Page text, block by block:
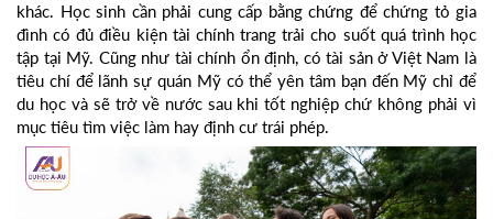
khác. Học sinh cần phải cung cấp bằng chứng để chứng tỏ gia
đình có đủ điều kiện tài chính trang trải cho suốt quá trình học
tập tại Mỹ. Cũng như tài chính ổn định, có tài sản ở Việt Nam là
tiêu chí để lãnh sự quán Mỹ có thể yên tâm bạn đến Mỹ chỉ để
du học và sẽ trở về nước sau khi tốt nghiệp chứ không phải vì
mục tiêu tìm việc làm hay định cư trái phép.